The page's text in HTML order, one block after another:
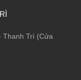
Thanh Trì (Cửa